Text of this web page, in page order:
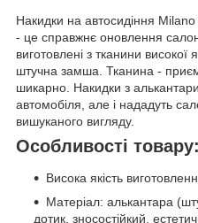
Накидки на автосидіння
- це справжнє оновлення
виготовлені з тканини високої
штучна замша. Тканина -
шикарно. Накидки з
автомобіля, але і нададуть
вишуканого вигляду.
Особливості товару:
Висока якість
Матеріал: алькантара
дотик, зносостійкий,